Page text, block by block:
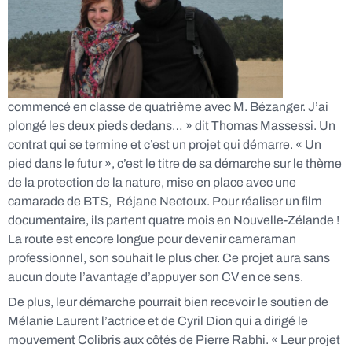
commencé en classe de quatrième avec M. Bézanger. J’ai
plongé les deux pieds dedans… » dit Thomas Massessi. Un
contrat qui se termine et c’est un projet qui démarre. « Un
pied dans le futur », c’est le titre de sa démarche sur le thème
de la protection de la nature, mise en place avec une
camarade de BTS, Réjane Nectoux. Pour réaliser un film
documentaire, ils partent quatre mois en Nouvelle-Zélande !
La route est encore longue pour devenircameraman
professionnel, son souhait le plus cher. Ce projet aura sans
aucun doute l’avantage d’appuyer son CV en ce sens.
De plus, leurdémarche pourrait bien recevoir le soutien de
Mélanie Laurent l’actrice etde Cyril Dion qui a dirigé le
mouvement Colibris aux côtés de Pierre Rabhi. « Leur projet